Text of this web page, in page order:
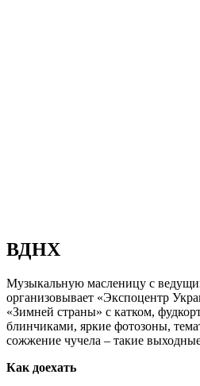
ВДНХ
Музыкальную масленицу с
организовывает «Экспоцентр
«Зимней страны» с катком,
блинчиками, яркие фотозоны,
сожжение чучела – такие
Как доехать